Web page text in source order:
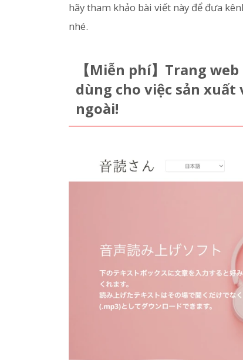
hãy tham khảo bài viết này để đưa
nhé.
【Miễn phí】Trang
dùng cho việc sản
ngoài!